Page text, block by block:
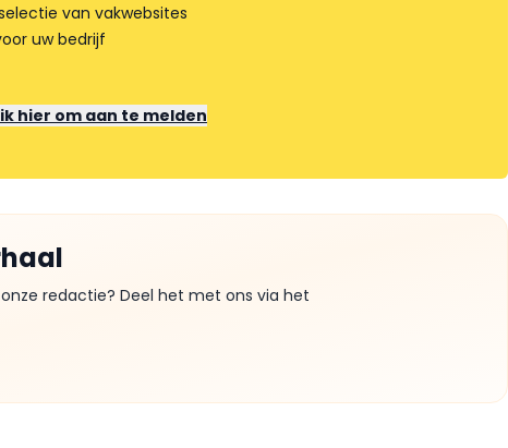
van vakwebsites
uw bedrijf
hier om aan te melden
redactie? Deel het met ons via het